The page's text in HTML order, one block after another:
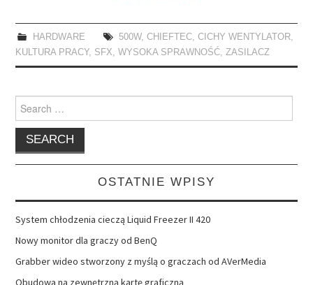
HARDWARE 500W, CHIEFTEC, CICHY WENTYLATOR,
KULTURA PRACY, SFX,WYSOKA SPRAWNOŚĆ,ZASILACZ
Search
for:
OSTATNIE WPISY
System chłodzenia cieczą Liquid Freezer II 420
Nowy monitor dla graczy od BenQ
Grabber wideo stworzony z myślą o graczach od AVerMedia
Obudowa na zewnętrzną kartę graficzną